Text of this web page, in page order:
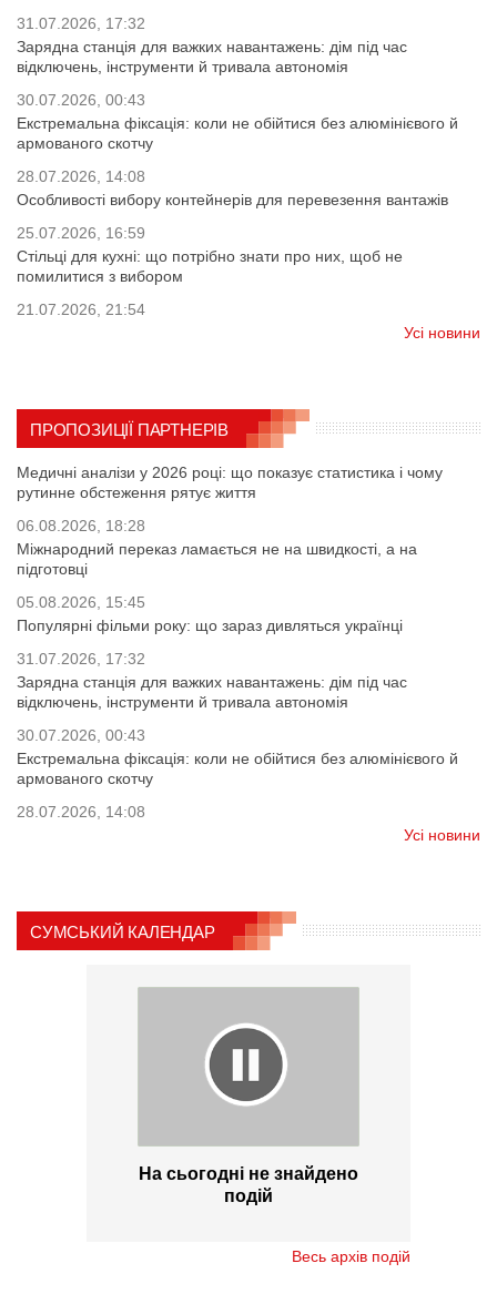
31.07.2026, 17:32
Зарядна станція для важких навантажень: дім під час
відключень, інструменти й тривала автономія
30.07.2026, 00:43
Екстремальна фіксація: коли не обійтися без алюмінієвого й
армованого скотчу
28.07.2026, 14:08
Особливості вибору контейнерів для перевезення вантажів
25.07.2026, 16:59
Стільці для кухні: що потрібно знати про них, щоб не
помилитися з вибором
21.07.2026, 21:54
Усі новини
ПРОПОЗИЦІЇ ПАРТНЕРІВ
Медичні аналізи у 2026 році: що показує статистика і чому
рутинне обстеження рятує життя
06.08.2026, 18:28
Міжнародний переказ ламається не на швидкості, а на
підготовці
05.08.2026, 15:45
Популярні фільми року: що зараз дивляться українці
31.07.2026, 17:32
Зарядна станція для важких навантажень: дім під час
відключень, інструменти й тривала автономія
30.07.2026, 00:43
Екстремальна фіксація: коли не обійтися без алюмінієвого й
армованого скотчу
28.07.2026, 14:08
Усі новини
СУМСЬКИЙ КАЛЕНДАР
На сьогодні не знайдено
подій
Весь архів подій